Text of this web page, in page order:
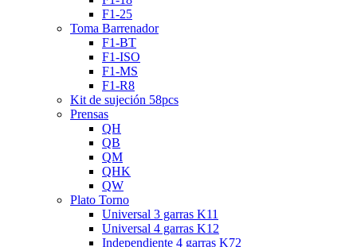
F1-25
Toma Barrenador
F1-BT
F1-ISO
F1-MS
F1-R8
Kit de sujeción 58pcs
Prensas
QH
QB
QM
QHK
QW
Plato Torno
Universal 3 garras K11
Universal 4 garras K12
Independiente 4 garras K72